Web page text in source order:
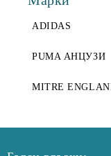
ADIDAS
PUMA АНЦУЗИ
MITRE